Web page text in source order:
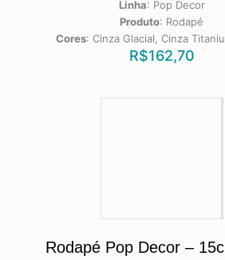
Linha: Pop Decor
Produto: Rodapé
Cores:Cinza Glacial, Cinza
R$162,70
Rodapé Pop Decor –